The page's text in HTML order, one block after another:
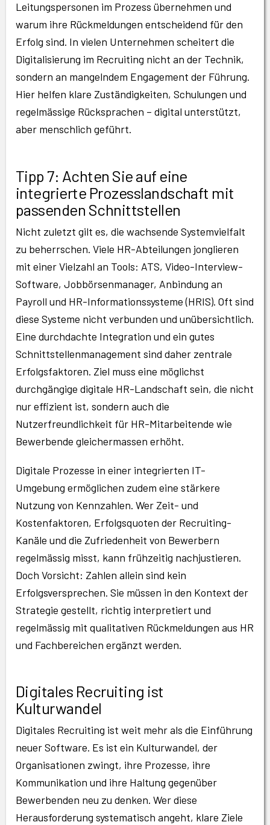
Leitungspersonen im Prozess übernehmen und
warum ihre Rückmeldungen entscheidend für den
Erfolg sind. In vielen Unternehmen scheitert die
Digitalisierung im Recruiting nicht an der Technik,
sondern an mangelndem Engagement der Führung.
Hier helfen klare Zuständigkeiten, Schulungen und
regelmässige Rücksprachen – digital unterstützt,
aber menschlich geführt.
Tipp 7: Achten Sie auf eine
integrierte Prozesslandschaft mit
passenden Schnittstellen
Nicht zuletzt gilt es, die wachsende Systemvielfalt
zu beherrschen. Viele HR-Abteilungen jonglieren
mit einer Vielzahl an Tools: ATS, Video-Interview-
Software, Jobbörsenmanager, Anbindung an
Payroll und HR-Informationssysteme (HRIS). Oft sind
diese Systeme nicht verbunden und unübersichtlich.
Eine durchdachte Integration und ein gutes
Schnittstellenmanagement sind daher zentrale
Erfolgsfaktoren. Ziel muss eine möglichst
durchgängige digitale HR-Landschaft sein, die nicht
nur effizient ist, sondern auch die
Nutzerfreundlichkeit für HR-Mitarbeitende wie
Bewerbende gleichermassen erhöht.
Digitale Prozesse in einer integrierten IT-
Umgebung ermöglichen zudem eine stärkere
Nutzung von Kennzahlen. Wer Zeit- und
Kostenfaktoren, Erfolgsquoten der Recruiting-
Kanäle und die Zufriedenheit von Bewerbern
regelmässig misst, kann frühzeitig nachjustieren.
Doch Vorsicht: Zahlen allein sind kein
Erfolgsversprechen. Sie müssen in den Kontext der
Strategie gestellt, richtig interpretiert und
regelmässig mit qualitativen Rückmeldungen aus HR
und Fachbereichen ergänzt werden.
Digitales Recruiting ist
Kulturwandel
Digitales Recruiting ist weit mehr als die Einführung
neuer Software. Es ist ein Kulturwandel, der
Organisationen zwingt, ihre Prozesse, ihre
Kommunikation und ihre Haltung gegenüber
Bewerbenden neu zu denken. Wer diese
Herausforderung systematisch angeht, klare Ziele